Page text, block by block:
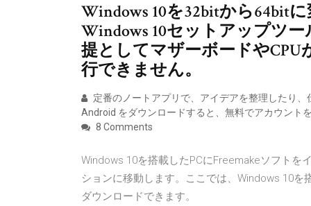
Windows 10を32bitから64bit
Windows 10セットアップツ
提としてマザーボードや
行できません。
定番のノートアプリで、アイデアを整理したり
Android をダウンロードすると、無料でアカウント
8 Comments
Windows 10を搭載したPCにFreemakeソフトを
ションに移動します。ここでは、Windows 10
ダウンロードできます。